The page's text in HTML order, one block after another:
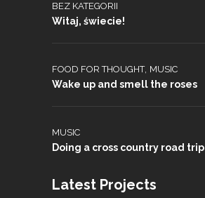
BEZ KATEGORII
Witaj, świecie!
FOOD FOR THOUGHT, MUSIC
Wake up and smell the roses
MUSIC
Doing a cross country road trip
Latest Projects